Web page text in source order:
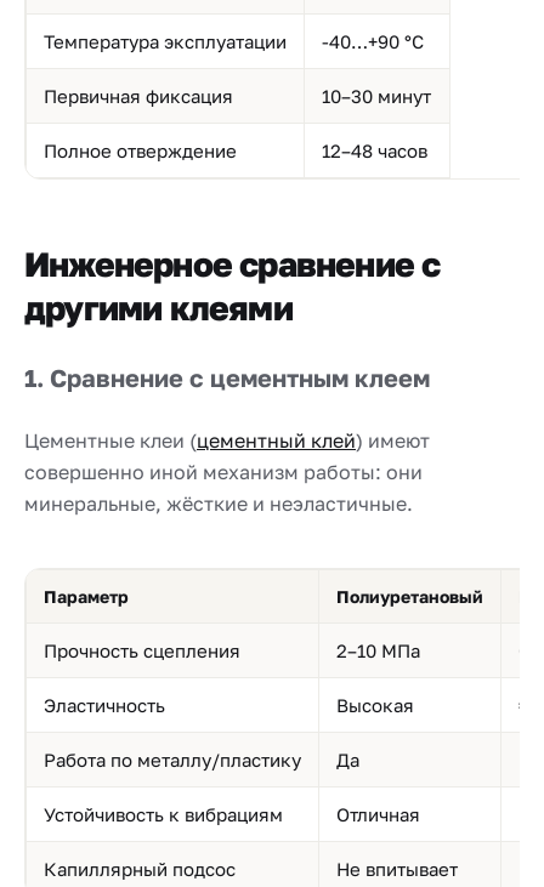
Температура эксплуатации -40…+90 °C
Первичная фиксация 10–30 минут
Полное отверждение 12–48 часов
Инженерное сравнение с
другими клеями
1. Сравнение с цементным клеем
Цементные клеи (цементный клей) имеют
совершенно иной механизм работы: они
минеральные, жёсткие и неэластичные.
Параметр Полиуретановый
Прочность сцепления 2–10 МПа
Эластичность Высокая
Работа по металлу/пластику Да
Устойчивость к вибрациям Отличная
Капиллярный подсос Не впитывает